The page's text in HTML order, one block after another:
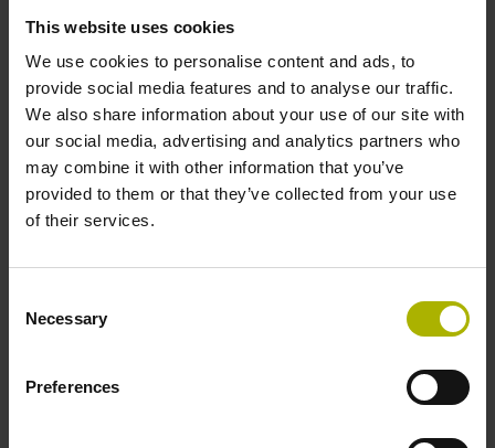
This website uses cookies
We use cookies to personalise content and ads, to
provide social media features and to analyse our traffic.
We also share information about your use of our site with
our social media, advertising and analytics partners who
may combine it with other information that you’ve
provided to them or that they’ve collected from your use
of their services.
Selection
Necessary
Preferences
Kreisbogens erreicht ist.
Programmbeschreibung
Beschreibung_NC-Programm_2080.pdf
NC-Solutions_Werkzeugliste.pdf
Hinweise_zur_Nutzung_der_NC-Programme.pdf
Programmdateien
2080_de.H